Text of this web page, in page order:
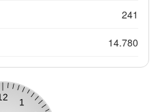
241
14.780